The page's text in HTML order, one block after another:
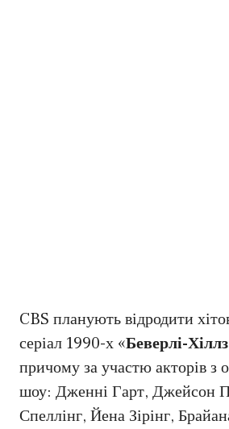
CBS планують відродити
серіал 1990-х «Беверлі-
причому за участю акторів з
шоу: Дженні Гарт, Джейсон
Спеллінг, Йена Зірінг,